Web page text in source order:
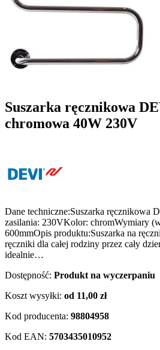
Suszarka ręcznikowa
chromowa 40W 230V
Dane techniczne:Suszarka ręcznikowa
zasilania: 230VKolor: chromWymiary
600mmOpis produktu:Suszarka na
ręczniki dla całej rodziny przez cały
idealnie…
Dostępność: Produkt na wyczerpaniu
Koszt wysyłki: od 11,00 zł
Kod producenta: 98804958
Kod EAN: 5703435010952